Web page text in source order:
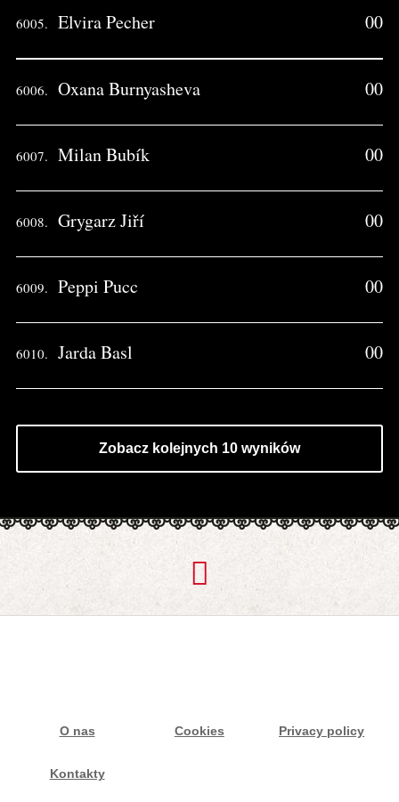
6005. Elvira Pecher 00
6006. Oxana Burnyasheva 00
6007. Milan Bubík 00
6008. Grygarz Jiří 00
6009. Peppi Pucc 00
6010. Jarda Basl 00
Zobacz kolejnych 10 wyników
O nas Cookies Privacy policy
Kontakty